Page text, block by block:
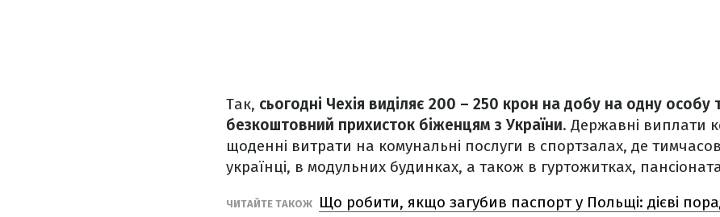
Так, сьогодні Чехія виділяє 200 – 250 крон на добу на одну особу
безкоштовний прихисток біженцям з України. Державні виплати
щоденні витрати на комунальні послуги в спортзалах, де
українці, в модульних будинках, а також в гуртожитках,
ЧИТАЙТЕ ТАКОЖ Що робити, якщо загубив паспорт у Польщі: дієві